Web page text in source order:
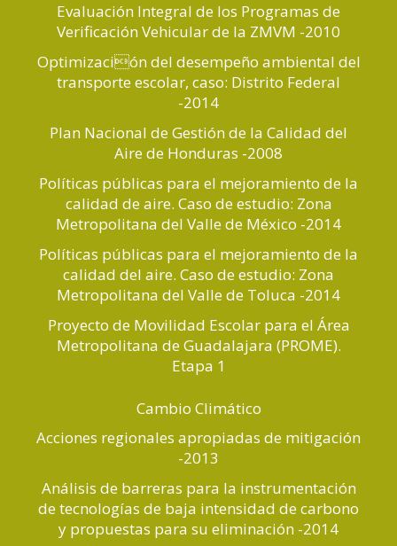
Evaluación Integral de los Programas de
Verificación Vehicular de la ZMVM -2010
Optimización del desempeño ambiental del
transporte escolar, caso: Distrito Federal
-2014
Plan Nacional de Gestión de la Calidad del
Aire de Honduras -2008
Políticas públicas para el mejoramiento de la
calidad de aire. Caso de estudio: Zona
Metropolitana del Valle de México -2014
Políticas públicas para el mejoramiento de la
calidad del aire. Caso de estudio: Zona
Metropolitana del Valle de Toluca -2014
Proyecto de Movilidad Escolar para el Área
Metropolitana de Guadalajara (PROME).
Etapa 1
Cambio Climático
Acciones regionales apropiadas de mitigación
-2013
Análisis de barreras para la instrumentación
de tecnologías de baja intensidad de carbono
y propuestas para su eliminación -2014